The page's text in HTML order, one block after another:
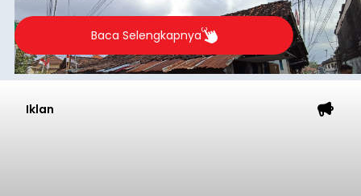
merosot ke kategori miskin.
Baca Selengkapnya
Iklan